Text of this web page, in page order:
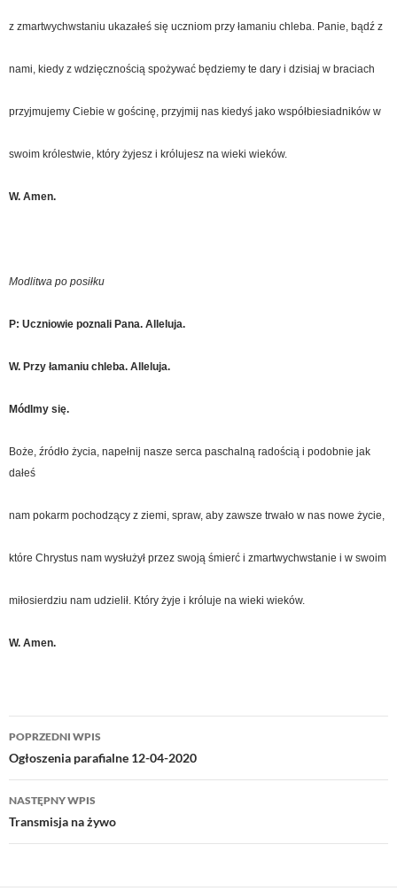
z zmartwychwstaniu ukazałeś się uczniom przy łamaniu chleba. Panie, bądź z
nami, kiedy z wdzięcznością spożywać będziemy te dary i dzisiaj w braciach
przyjmujemy Ciebie w gościnę, przyjmij nas kiedyś jako współbiesiadników w
swoim królestwie, który żyjesz i królujesz na wieki wieków.
W. Amen.
Modlitwa po posiłku
P: Uczniowie poznali Pana. Alleluja.
W. Przy łamaniu chleba. Alleluja.
Módlmy się.
Boże, źródło życia, napełnij nasze serca paschalną radością i podobnie jak
dałeś
nam pokarm pochodzący z ziemi, spraw, aby zawsze trwało w nas nowe życie,
które Chrystus nam wysłużył przez swoją śmierć i zmartwychwstanie i w swoim
miłosierdziu nam udzielił. Który żyje i króluje na wieki wieków.
W. Amen.
Nawigacja
wpisu
POPRZEDNI WPIS
Ogłoszenia parafialne 12-04-2020
NASTĘPNY WPIS
Transmisja na żywo